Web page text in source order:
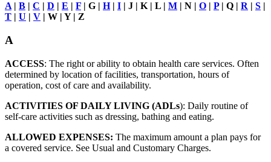
A | B | C | D | E | F | G | H| I | J | K | L | M | N | O | P| Q | R | S |
T | U | V | W | Y | Z
A
ACCESS: The right or ability to obtain health care services. Often
determined by location of facilities, transportation, hours of
operation, cost of care and availability.
ACTIVITIES OF DAILY LIVING (ADLs): Daily routine of
self-care activities such as dressing, bathing and eating.
ALLOWED EXPENSES: The maximum amount a plan pays for
a covered service. See Usual and Customary Charges.